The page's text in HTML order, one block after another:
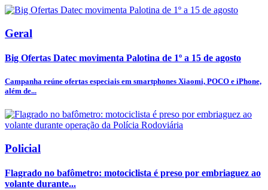
Geral
Big Ofertas Datec movimenta Palotina de 1º a 15 de agosto
Campanha reúne ofertas especiais em smartphones Xiaomi, POCO e iPhone,
além de...
Policial
Flagrado no bafômetro: motociclista é preso por embriaguez ao
volante durante...